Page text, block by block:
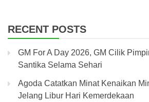
RECENT POSTS
GM For A Day 2026, GM Cilik
Santika Selama Sehari
Agoda Catatkan Minat Kenaikan
Jelang Libur Hari Kemerdekaan